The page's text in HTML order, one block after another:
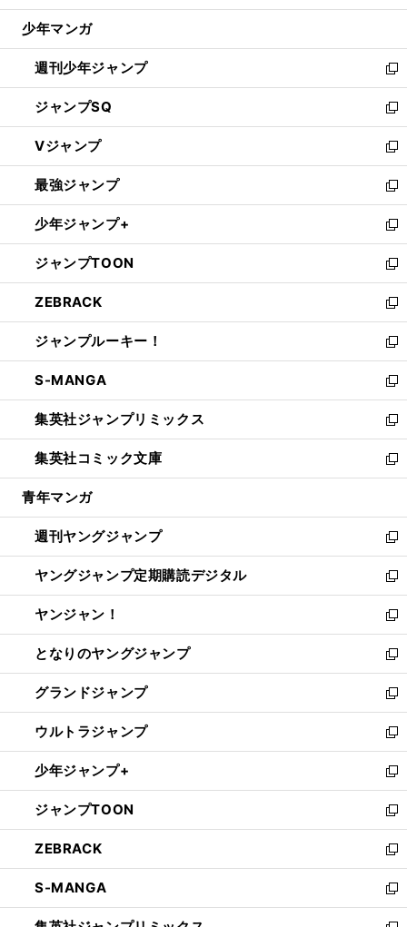
ウ
開
く
少年マンガ
週刊少年ジャンプ
新
し
い
ウ
ィ
ン
ド
ウ
で
開
く
ジャンプSQ
新
し
い
ウ
ィ
ン
ド
ウ
で
開
く
Vジャンプ
新
し
い
ウ
ィ
ン
ド
ウ
で
開
く
最強ジャンプ
新
し
い
ウ
ィ
ン
ド
ウ
で
開
く
少年ジャンプ+
新
し
い
ウ
ィ
ン
ド
ウ
で
開
く
ジャンプTOON
新
し
い
ウ
ィ
ン
ド
ウ
で
開
く
ZEBRACK
新
し
い
ウ
ィ
ン
ド
ウ
で
開
ジャンプルーキー！
新
し
い
ウ
ィ
ン
ド
ウ
開
く
S-MANGA
新
し
い
ウ
ィ
ン
ウ
で
開
く
集英社ジャンプリミックス
新
し
い
ウ
ン
ド
ウ
で
開
く
集英社コミック文庫
新
し
ウ
ィ
ン
ド
ウ
で
開
く
青年マンガ
週刊ヤングジャンプ
新
し
い
ウ
ィ
ン
ド
ウ
で
開
く
ヤングジャンプ定期購読デジタル
新
し
い
ウ
ィ
ン
ド
ウ
で
開
く
ヤンジャン！
新
し
い
ウ
ィ
ン
ド
ウ
で
開
く
となりのヤングジャンプ
新
し
い
ウ
ィ
ン
ド
ウ
で
開
く
グランドジャンプ
新
し
い
ウ
ィ
ン
ド
ウ
で
開
く
ウルトラジャンプ
新
し
い
ウ
ィ
ン
ド
ウ
で
開
少年ジャンプ+
新
し
い
ウ
ィ
ン
ド
ウ
ジャンプTOON
新
し
い
ウ
ィ
ン
ZEBRACK
新
し
い
ウ
S-MANGA
新
し